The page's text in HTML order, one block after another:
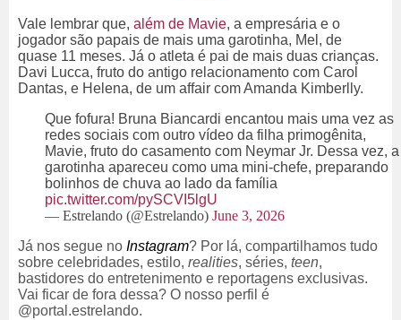
Vale lembrar que, além de Mavie, a empresária e o
jogador são papais de mais uma garotinha, Mel, de
quase 11 meses. Já o atleta é pai de mais duas crianças.
Davi Lucca, fruto do antigo relacionamento com Carol
Dantas, e Helena, de um affair com Amanda Kimberlly.
Que fofura! Bruna Biancardi encantou mais uma vez as
redes sociais com outro vídeo da filha primogênita,
Mavie, fruto do casamento com Neymar Jr. Dessa vez, a
garotinha apareceu como uma mini-chefe, preparando
bolinhos de chuva ao lado da família
pic.twitter.com/pySCVI5lgU
— Estrelando (@Estrelando) June 3, 2026
Já nos segue no Instagram? Por lá, compartilhamos tudo
sobre celebridades, estilo, realities, séries, teen,
bastidores do entretenimento e reportagens exclusivas.
Vai ficar de fora dessa? O nosso perfil é
@portal.estrelando.